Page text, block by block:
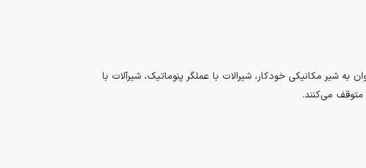
شیر مکانیکی خودکار، شیرالات با عملگر پنوماتیک، شیرآلات با
متوقف می‌کنند.